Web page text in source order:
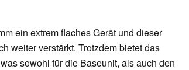
ein extrem flaches Gerät und dieser
weiter verstärkt. Trotzdem bietet das
sowohl für die Baseunit, als auch den